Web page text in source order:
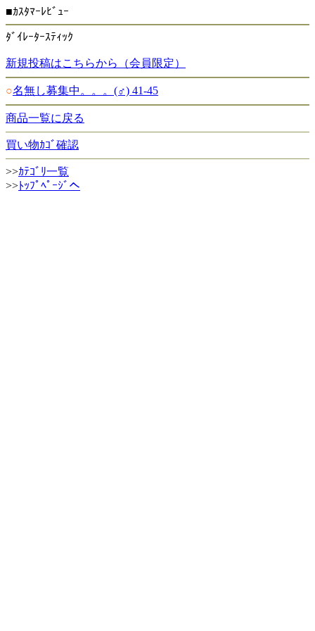
■ｶｽﾀﾏｰﾚﾋﾞｭｰ
ﾀﾞｲﾚｰﾀｰｽﾃｨｯｸ
新規投稿はこちらから（会員限定）
○名無し募集中。。。(♂) 41-45
商品一覧に戻る
買い物ｶｺﾞ確認
>>ｶﾃｺﾞﾘ一覧
>>ﾄｯﾌﾟﾍﾟｰｼﾞへ